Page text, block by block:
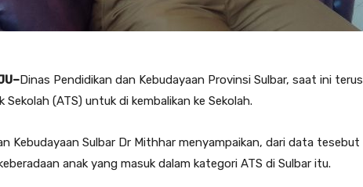
Dinas Pendidikan dan Kebudayaan Provinsi Sulbar, saat ini terus
Sekolah (ATS) untuk di kembalikan ke Sekolah.
Kebudayaan Sulbar Dr Mithhar menyampaikan, dari data tesebut
anak yang masuk dalam kategori ATS di Sulbar itu.